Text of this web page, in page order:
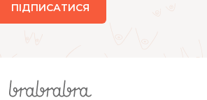
ПІДПИСАТИСЯ